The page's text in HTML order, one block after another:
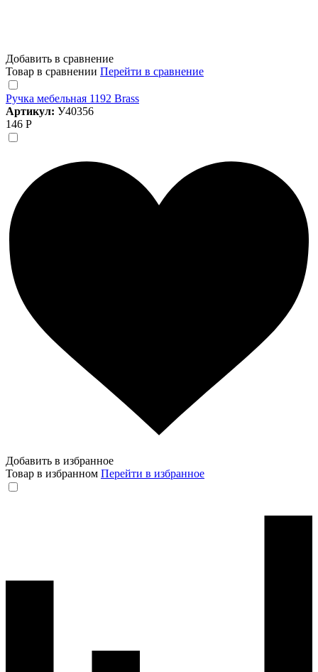
Добавить в сравнение
Товар в сравнении Перейти в сравнение
Ручка мебельная 1192 Brass
Артикул: У40356
146 Р
Добавить в избранное
Товар в избранном Перейти в избранное